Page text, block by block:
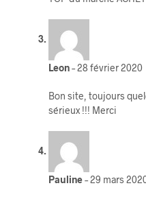
Leon–28 février 2020
Bon site, toujours
sérieux !!! Merci
Pauline–29 mars